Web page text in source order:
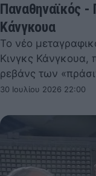
Παναθηναϊκός -
Κάνγκουα
Το νέο
Κινγκς Κάνγκουα,
ρεβάνς των
30 Ιουλίου 2026 22:00